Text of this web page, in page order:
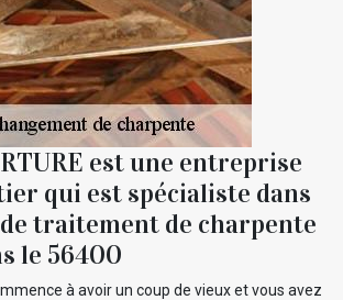
est une entreprise
qui est spécialiste dans
traitement de charpente
le 56400
à avoir un coup de vieux et vous avez